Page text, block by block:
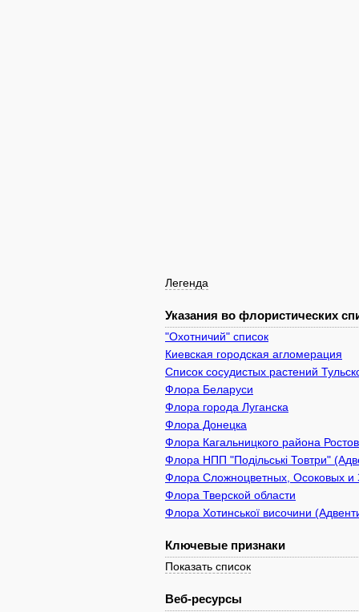
Легенда
Указания во флористических
"Охотничий" список
Киевcкая городская агломерация
Список сосудистых растений
Флора Беларуси
Флора города Луганска
Флора Донецка
Флора Кагальницкого района
Флора НПП "Подільські Товтри"
Флора Сложноцветных, Осоковых и
Флора Тверской области
Флора Хотинської височини
Ключевые признаки
Показать список
Веб-ресурсы